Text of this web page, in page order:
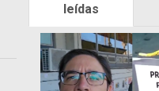
leídas